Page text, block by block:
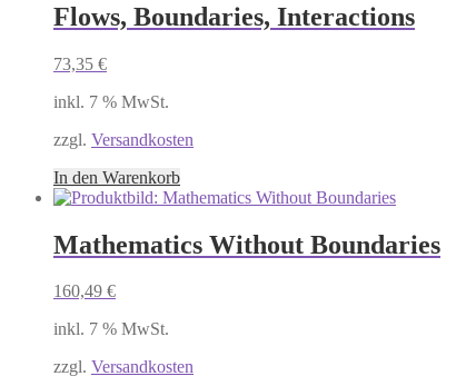
Flows, Boundaries, Interactions
73,35 €
inkl. 7 % MwSt.
zzgl. Versandkosten
In den Warenkorb
Mathematics Without Boundaries
160,49 €
inkl. 7 % MwSt.
zzgl. Versandkosten